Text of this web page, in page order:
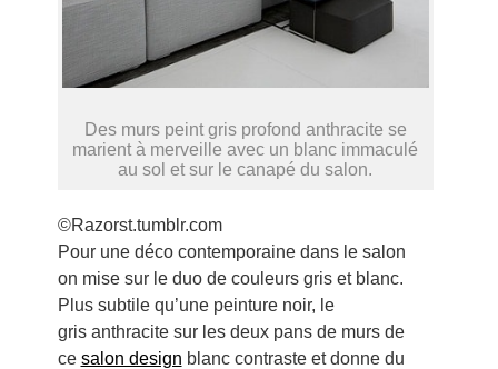
Des murs peint gris profond anthracite se
marient à merveille avec un blanc immaculé
au sol et sur le canapé du salon.
©Razorst.tumblr.com
Pour une déco contemporaine dans le salon
on mise sur le duo de couleurs gris et blanc.
Plus subtile qu’une peinture noir, le
gris anthracite sur les deux pans de murs de
ce salon design blanc contraste et donne du